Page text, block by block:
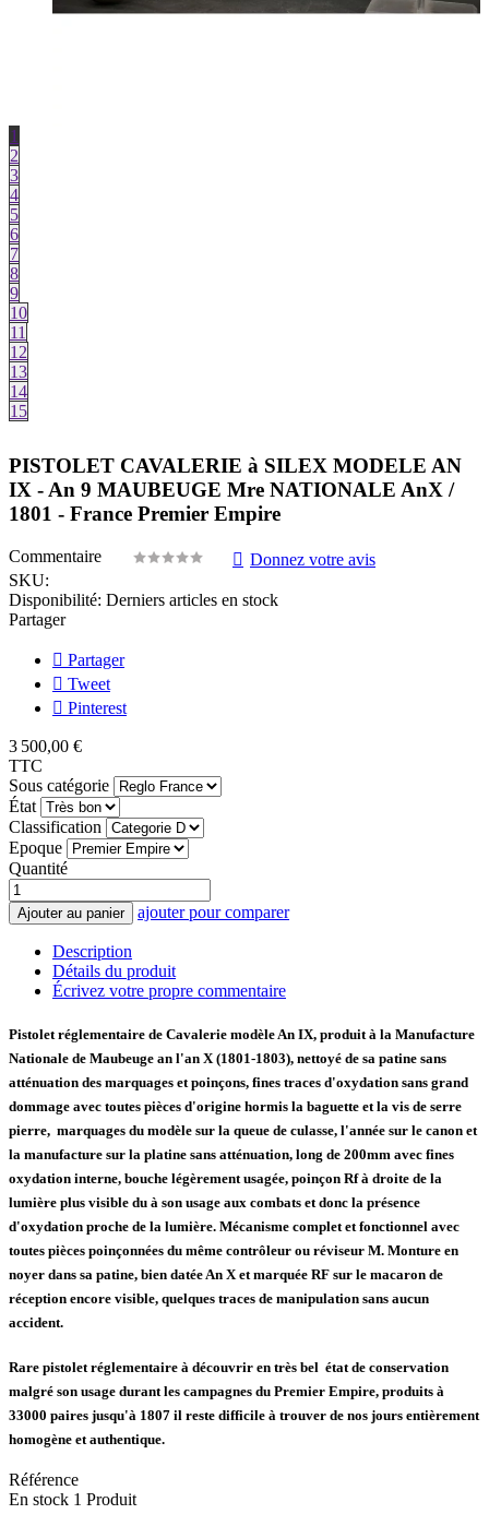
1
2
3
4
5
6
7
8
9
10
11
12
13
14
15
PISTOLET CAVALERIE à SILEX MODELE AN
IX - An 9 MAUBEUGE Mre NATIONALE AnX /
1801 - France Premier Empire
Commentaire
Donnez votre avis
SKU:
Disponibilité: Derniers articles en stock
Partager
Partager
Tweet
Pinterest
3 500,00 €
TTC
Sous catégorie
État
Classification
Epoque
Quantité
Ajouter au panier ajouter pour comparer
Description
Détails du produit
Écrivez votre propre commentaire
Pistolet réglementaire de Cavalerie modèle An IX, produit à la Manufacture
Nationale de Maubeuge an l'an X (1801-1803), nettoyé de sa patine sans
atténuation des marquages et poinçons, fines traces d'oxydation sans grand
dommage avec toutes pièces d'origine hormis la baguette et la vis de serre
pierre, marquages du modèle sur la queue de culasse, l'année sur le canon et
la manufacture sur la platine sans atténuation, long de 200mm avec fines
oxydation interne, bouche légèrement usagée, poinçon Rf à droite de la
lumière plus visible du à son usage aux combats et donc la présence
d'oxydation proche de la lumière. Mécanisme complet et fonctionnel avec
toutes pièces poinçonnées du même contrôleur ou réviseur M. Monture en
noyer dans sa patine, bien datée An X et marquée RF sur le macaron de
réception encore visible, quelques traces de manipulation sans aucun
accident.
Rare pistolet réglementaire à découvrir en très bel état de conservation
malgré son usage durant les campagnes du Premier Empire, produits à
33000 paires jusqu'à 1807 il reste difficile à trouver de nos jours entièrement
homogène et authentique.
Référence
En stock 1 Produit